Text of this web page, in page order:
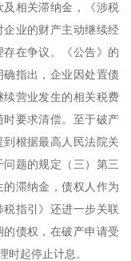
相关滞纳金，《涉税
业的财产主动继续经
在争议。《公告》的
指出，企业因处置债
营业发生的相关税费
要求清偿。至于破产
根据最高人民法院关
题的规定（三）第三
滞纳金，债权人作为
指引》还进一步关联
的债权，在破产申请受
时起停止计息。